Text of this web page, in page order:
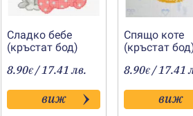
Сладко бебе
(кръстат бод)
8.90€ / 17.41 лв.
виж
Спящо коте
(кръстат
8.90€ / 17.41
виж